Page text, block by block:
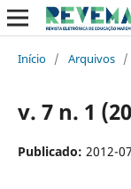
Início / Arquivos /
v. 7 n. 1
Publicado: 2012-